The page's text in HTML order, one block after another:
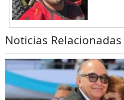
Noticias Relacionadas